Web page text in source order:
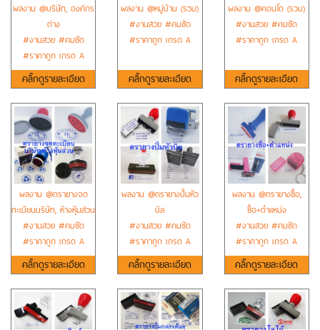
ผลงาน @บริษัท, องค์กร
ต่าง
#งานสวย #คมชัด
#ราคาถูก เกรด A
คลิ๊กดูรายละเอียด
ผลงาน @หมู่บ้าน (รวม)
#งานสวย #คมชัด
#ราคาถูก เกรด A
คลิ๊กดูรายละเอียด
ผลงาน @คอนโด (รวม)
#งานสวย #คมชัด
#ราคาถูก เกรด A
คลิ๊กดูรายละเอียด
ผลงาน @ตรายางจด
ทะเบียนบริษัท, ห้างหุ้นส่วน
#งานสวย #คมชัด
#ราคาถูก เกรด A
คลิ๊กดูรายละเอียด
ผลงาน @ตรายางปั้มหัว
บิล
#งานสวย #คมชัด
#ราคาถูก เกรด A
คลิ๊กดูรายละเอียด
ผลงาน @ตรายางชื้อ,
ชื้อ+ตำแหน่ง
#งานสวย #คมชัด
#ราคาถูก เกรด A
คลิ๊กดูรายละเอียด